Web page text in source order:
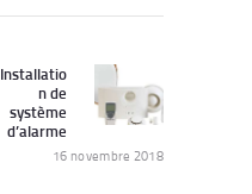
post:
Installatio
n de
système
d’alarme
16 novembre 2018